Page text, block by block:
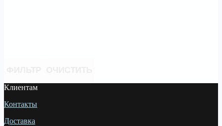
Клиентам
Контакты
Доставка